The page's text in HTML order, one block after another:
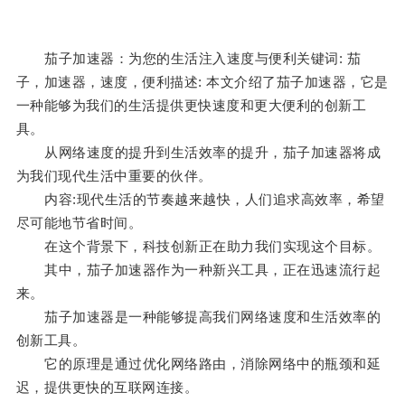
茄子加速器：为您的生活注入速度与便利关键词: 茄
子，加速器，速度，便利描述: 本文介绍了茄子加速器，它是
一种能够为我们的生活提供更快速度和更大便利的创新工
具。
从网络速度的提升到生活效率的提升，茄子加速器将成
为我们现代生活中重要的伙伴。
内容:现代生活的节奏越来越快，人们追求高效率，希望
尽可能地节省时间。
在这个背景下，科技创新正在助力我们实现这个目标。
其中，茄子加速器作为一种新兴工具，正在迅速流行起
来。
茄子加速器是一种能够提高我们网络速度和生活效率的
创新工具。
它的原理是通过优化网络路由，消除网络中的瓶颈和延
迟，提供更快的互联网连接。